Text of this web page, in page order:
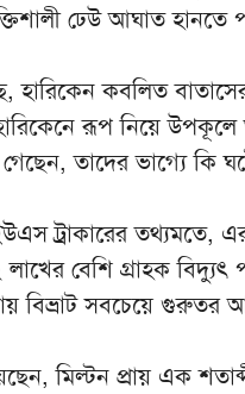
ঢেউ আঘাত হানতে
হারিকেন কবলিত
রূপ নিয়ে
তাদের ভাগ্যে কি
ট্রাকারের তথ্যমতে, এরই
বেশি গ্রাহক বিদ্যুৎ
বিভ্রাট সবচেয়ে গুরুতর
মিল্টন প্রায় এক